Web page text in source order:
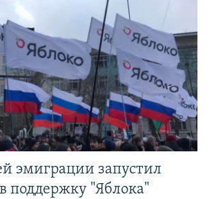
эмиграции запустил
поддержку "Яблока"